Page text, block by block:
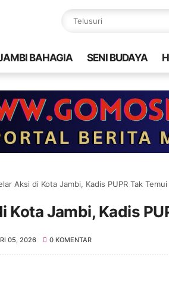
BAHAGIA SENI BUDAYA
Aksi di Kota Jambi, Kadis PUPR Tak
Kota Jambi, Kadis
05, 2026 0 KOMENTAR